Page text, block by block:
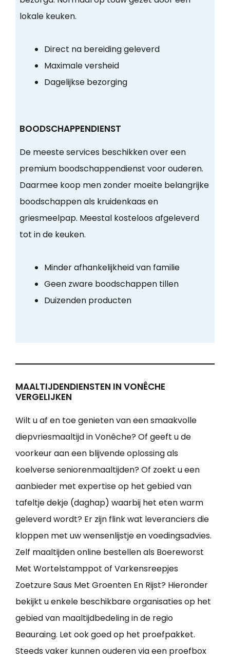
lokale keuken.
Direct na bereiding geleverd
Maximale versheid
Dagelijkse bezorging
BOODSCHAPPENDIENST
De meeste services beschikken over een
premium boodschappendienst voor ouderen.
Daarmee koop men zonder moeite belangrijke
boodschappen als kruidenkaas en
griesmeelpap. Meestal kosteloos afgeleverd
tot in de keuken.
Minder afhankelijkheid van familie
Geen zware boodschappen tillen
Duizenden producten
MAALTIJDENDIENSTEN IN VONÊCHE
VERGELIJKEN
Wilt u af en toe genieten van een smaakvolle
diepvriesmaaltijd in Vonêche? Of geeft u de
voorkeur aan een blijvende oplossing als
koelverse seniorenmaaltijden? Of zoekt u een
aanbieder met expertise op het gebied van
tafeltje dekje (daghap) waarbij het eten warm
geleverd wordt? Er zijn flink wat leveranciers die
kloppen met uw wensenlijstje en voedingsadvies.
Zelf maaltijden online bestellen als Boereworst
Met Wortelstamppot of Varkensreepjes
Zoetzure Saus Met Groenten En Rijst? Hieronder
bekijkt u enkele beschikbare organisaties op het
gebied van maaltijdbedeling in de regio
Beauraing. Let ook goed op het proefpakket.
Steeds vaker kunnen ouderen via een proefbox